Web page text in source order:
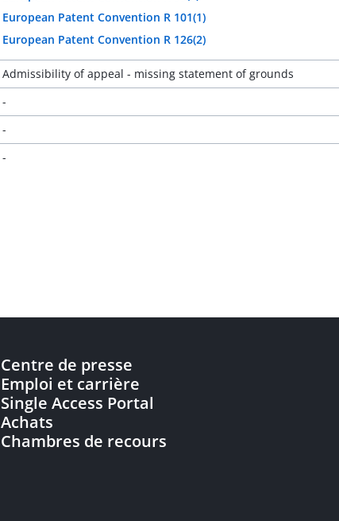
European Patent Convention R 101(1)
European Patent Convention R 126(2)
Admissibility of appeal - missing statement of grounds
-
-
-
Centre de presse
Emploi et carrière
Single Access Portal
Achats
Chambres de recours